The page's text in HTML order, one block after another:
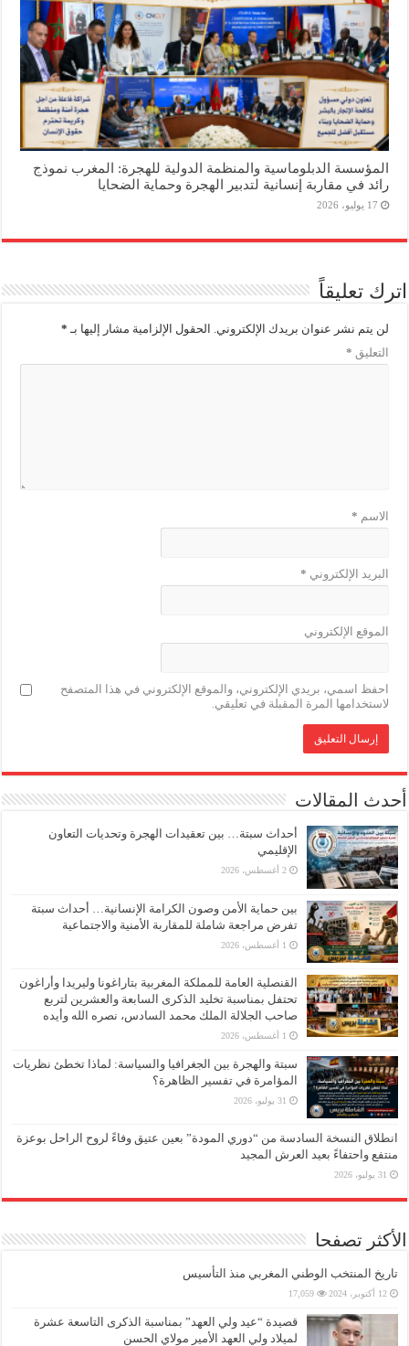
المؤسسة الدبلوماسية والمنظمة الدولية للهجرة: المغرب نموذج
رائد في مقاربة إنسانية لتدبير الهجرة وحماية الضحايا
17 يوليو، 2026
اترك تعليقاً
لن يتم نشر عنوان بريدك الإلكتروني. الحقول الإلزامية مشار إليها بـ *
التعليق *
الاسم *
البريد الإلكتروني *
الموقع الإلكتروني
احفظ اسمي، بريدي الإلكتروني، والموقع الإلكتروني في هذا المتصفح
لاستخدامها المرة المقبلة في تعليقي.
أحدث المقالات
أحداث سبتة… بين تعقيدات الهجرة وتحديات التعاون
الإقليمي
2 أغسطس، 2026
بين حماية الأمن وصون الكرامة الإنسانية… أحداث سبتة
تفرض مراجعة شاملة للمقاربة الأمنية والاجتماعية
1 أغسطس، 2026
القنصلية العامة للمملكة المغربية بتاراغونا وليريدا وأراغون
تحتفل بمناسبة تخليد الذكرى السابعة والعشرين لتربع
صاحب الجلالة الملك محمد السادس، نصره الله وأيده
1 أغسطس، 2026
سبتة والهجرة بين الجغرافيا والسياسة: لماذا تخطئ نظريات
المؤامرة في تفسير الظاهرة؟
31 يوليو، 2026
انطلاق النسخة السادسة من “دوري المودة” بعين عتيق وفاءً لروح الراحل بوعزة
منتفع واحتفاءً بعيد العرش المجيد
31 يوليو، 2026
الأكثر تصفحا
تاريخ المنتخب الوطني المغربي منذ التأسيس
12 أكتوبر، 2024 17,059
قصيدة “عيد ولي العهد” بمناسبة الذكرى التاسعة عشرة
لميلاد ولي العهد الأمير مولاي الحسن